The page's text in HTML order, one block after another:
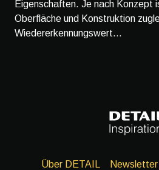
Eigenschaften. Je nach Konzept
Oberfläche und Konstruktion
Wiedererkennungswert...
Über DETAIL Newsletter